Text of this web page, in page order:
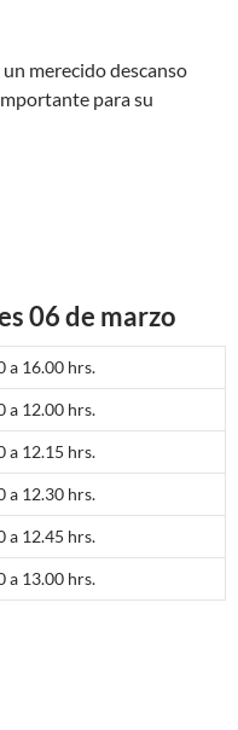
merecido descanso
para su
06 de marzo
a 16.00 hrs.
a 12.00 hrs.
a 12.15 hrs.
a 12.30 hrs.
a 12.45 hrs.
a 13.00 hrs.